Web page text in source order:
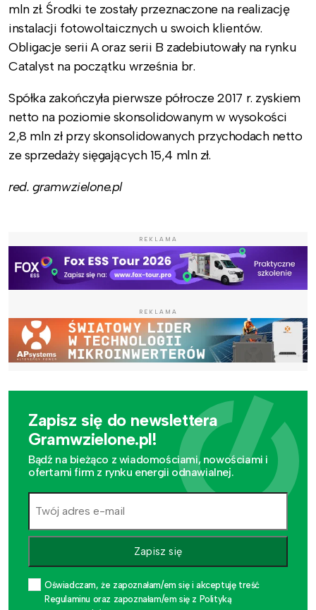
mln zł. Środki te zostały przeznaczone na realizację
instalacji fotowoltaicznych u swoich klientów.
Obligacje serii A oraz serii B zadebiutowały na rynku
Catalyst na początku września br.
Spółka zakończyła pierwsze półrocze 2017 r. zyskiem
netto na poziomie skonsolidowanym w wysokości
2,8 mln zł przy skonsolidowanych przychodach netto
ze sprzedaży sięgających 15,4 mln zł.
red. gramwzielone.pl
REKLAMA
REKLAMA
Zapisz się do newslettera
Gramwzielone.pl!
Bądź na bieżąco z wiadomościami, nowościami i
ofertami firm z rynku energii odnawialnej.
Zapisz się
Oświadczam, że zapoznałam/em się i akceptuję treść
Regulaminu oraz zapoznałam/em się z Polityką